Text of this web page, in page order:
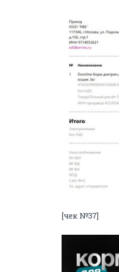
[чек №37]